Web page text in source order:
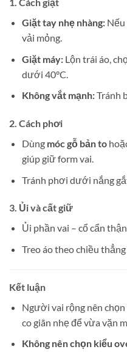
Giặt tay nhẹ nhàng:Nếu
vải mỏng.
Giặt máy:Lộn trái áo,
dưới 40°C.
Không vắt mạnh:Tránh
2. Cách phơi
Dùng móc gỗ bản to
giúp giữ form vai.
Tránh phơi dưới nắng
3. Ủi và cất giữ
Ủi phần vai – cổ cẩn
Treo áo theo chiều
Kết luận
Người vai rộng nên chọn
co giãn nhẹ để vừa vặn
Không nên chọn kiểu